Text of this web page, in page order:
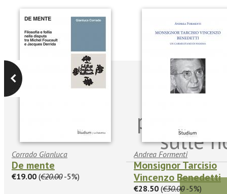
Corrado Gianluca
De mente
€19.00 (€20.00-5%)
Andrea Formenti
Monsignor Tarcisio
Vincenzo Benedetti
€28.50 (€30.00-5%)
Iscriviti
per
sulle